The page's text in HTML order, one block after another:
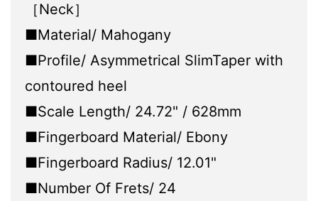
［Neck］
■Material/ Mahogany
■Profile/ Asymmetrical SlimTaper with
contoured heel
■Scale Length/ 24.72" / 628mm
■Fingerboard Material/ Ebony
■Fingerboard Radius/ 12.01"
■Number Of Frets/ 24